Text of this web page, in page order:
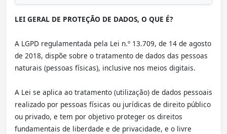
LEI GERAL DE PROTEÇÃO DE DADOS, O QUE É?
A LGPD regulamentada pela Lei n.º 13.709, de 14 de agosto
de 2018, dispõe sobre o tratamento de dados das pessoas
naturais (pessoas físicas), inclusive nos meios digitais.
A Lei se aplica ao tratamento (utilização) de dados pessoais
realizado por pessoas físicas ou jurídicas de direito público
ou privado, e tem por objetivo proteger os direitos
fundamentais de liberdade e de privacidade, e o livre